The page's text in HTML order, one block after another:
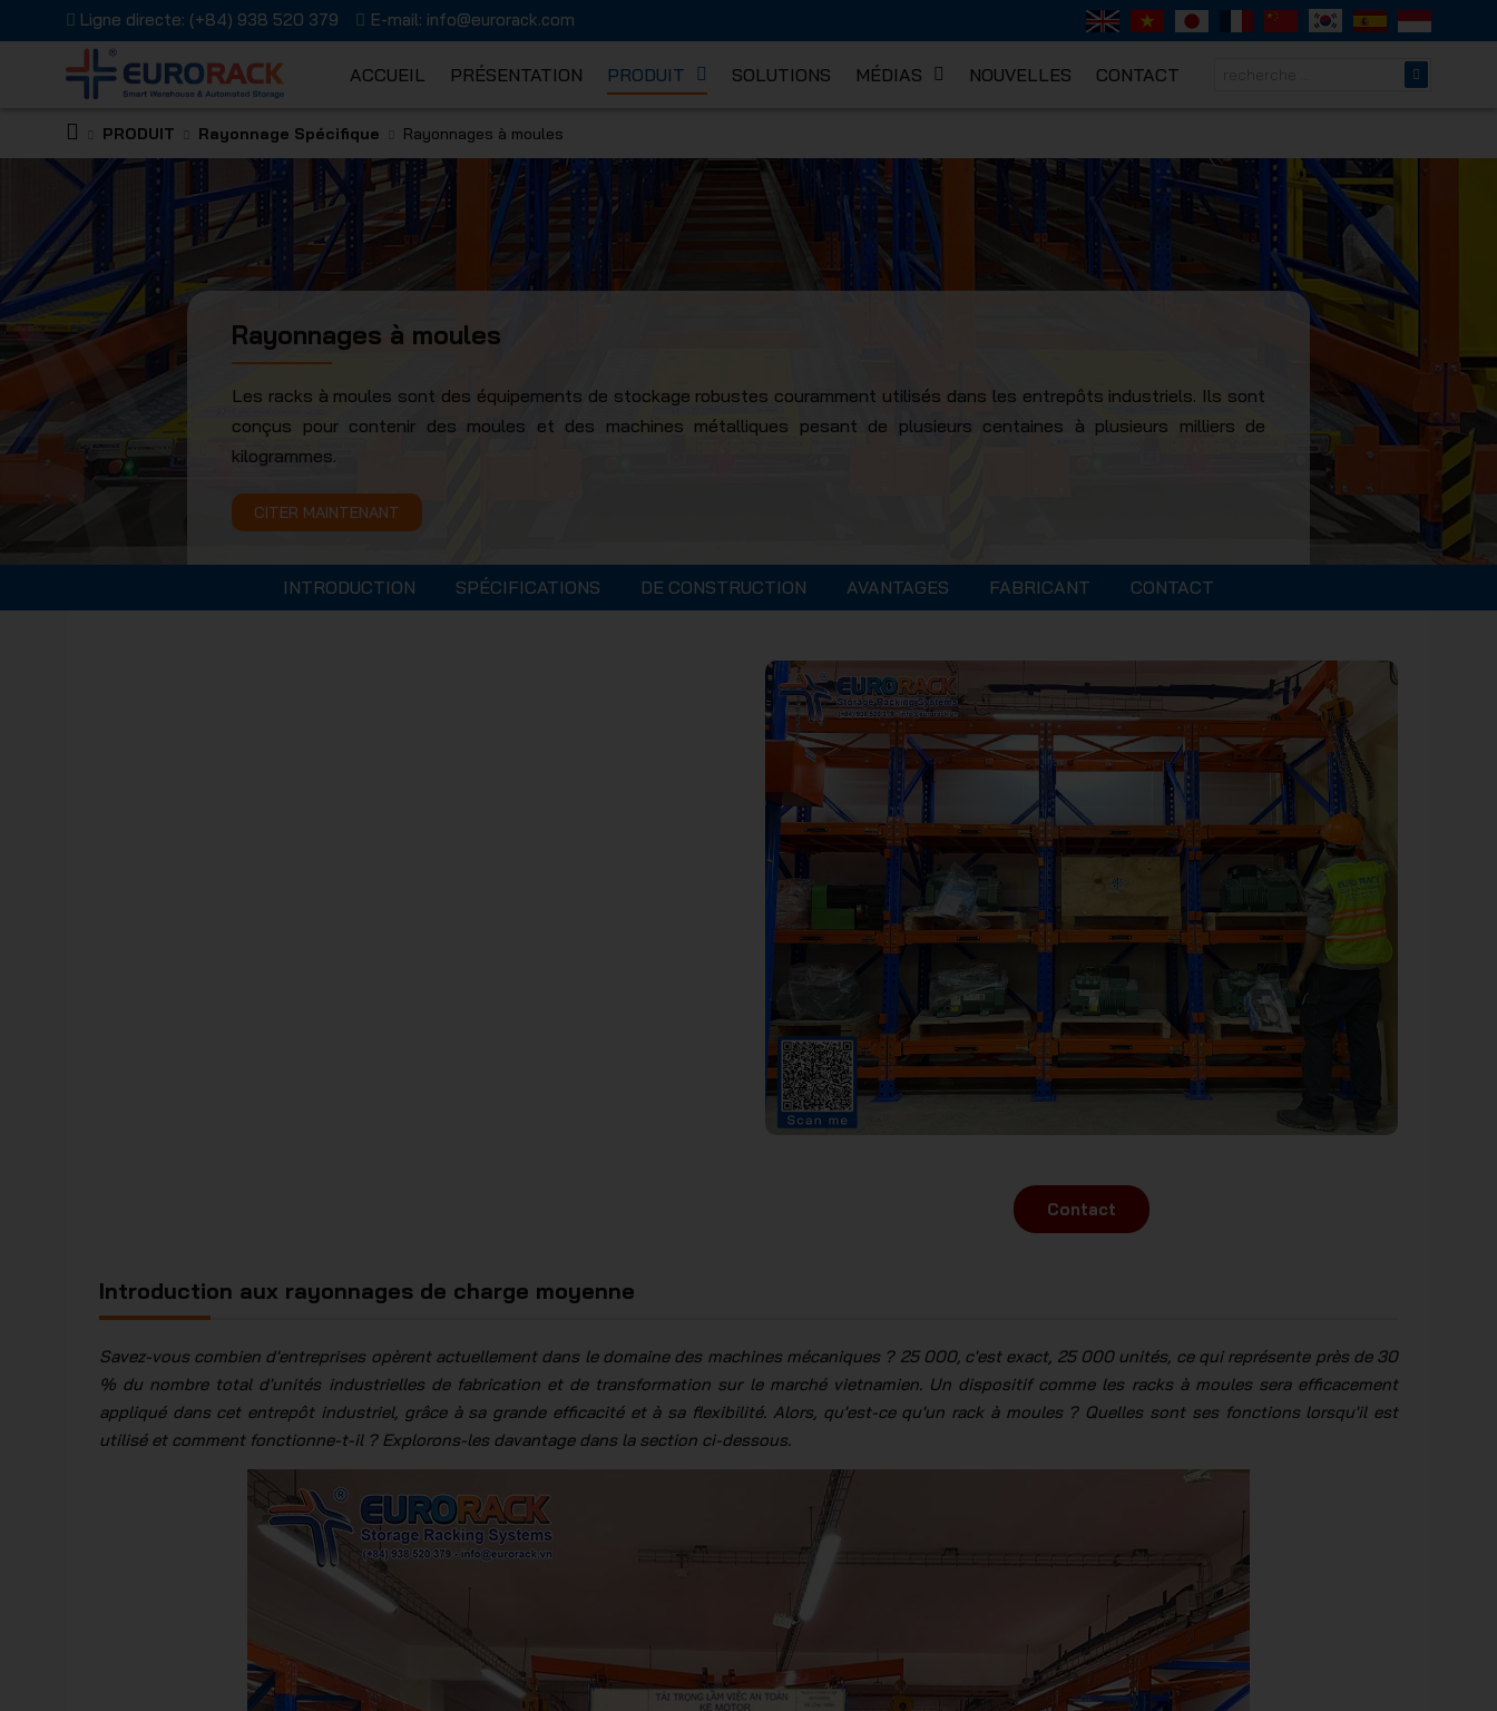
Ligne directe: (+84) 938 520 379 E-mail: info@eurorack.com
ACCUEIL PRÉSENTATION PRODUIT SOLUTIONS MÉDIAS NOUVELLES CONTACT
EURORACK MECHANICAL
JSC
PRODUIT Rayonnage Spécifique Rayonnages à moules
Rayonnages à moules
Les racks à moules sont des équipements de stockage robustes couramment utilisés dans les entrepôts industriels. Ils sont
conçus pour contenir des moules et des machines métalliques pesant de plusieurs centaines à plusieurs milliers de
kilogrammes.
CITER MAINTENANT
INTRODUCTION SPÉCIFICATIONS DE CONSTRUCTION AVANTAGES FABRICANT CONTACT
Contact
Introduction aux rayonnages de charge moyenne
Savez-vous combien d'entreprises opèrent actuellement dans le domaine des machines mécaniques ? 25 000, c'est exact, 25 000 unités, ce qui représente près de 30
% du nombre total d'unités industrielles de fabrication et de transformation sur le marché vietnamien. Un dispositif comme les racks à moules sera efficacement
appliqué dans cet entrepôt industriel, grâce à sa grande efficacité et à sa flexibilité. Alors, qu'est-ce qu'un rack à moules ? Quelles sont ses fonctions lorsqu'il est
utilisé et comment fonctionne-t-il ? Explorons-les davantage dans la section ci-dessous.